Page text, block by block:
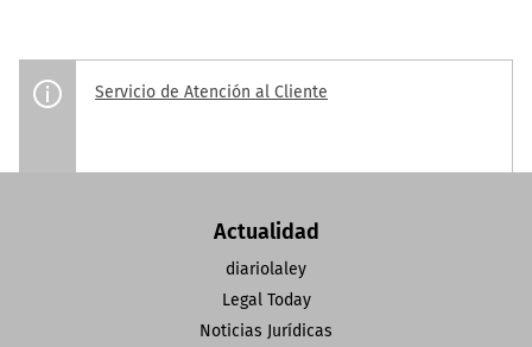
Servicio de Atención al Cliente
Actualidad
diariolaley
Legal Today
Noticias Jurídicas